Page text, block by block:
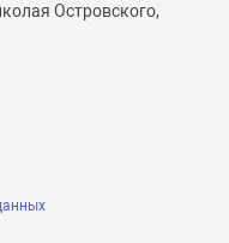
Островского,